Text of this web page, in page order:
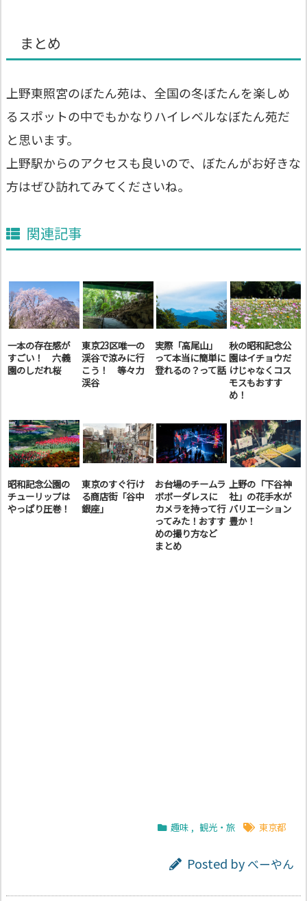
まとめ
上野東照宮のぼたん苑は、全国の冬ぼたんを楽しめ
るスポットの中でもかなりハイレベルなぼたん苑だ
と思います。
上野駅からのアクセスも良いので、ぼたんがお好きな
方はぜひ訪れてみてくださいね。
関連記事
一本の存在感が
すごい！ 六義
園のしだれ桜
東京23区唯一の
渓谷で涼みに行
こう！ 等々力
渓谷
実際「高尾山」
って本当に簡単に
登れるの？って話
秋の昭和記念公
園はイチョウだ
けじゃなくコス
モスもおすす
め！
昭和記念公園の
チューリップは
やっぱり圧巻！
東京のすぐ行け
る商店街「谷中
銀座」
お台場のチームラ
ボボーダレスに
カメラを持って行
ってみた！おすす
めの撮り方など
まとめ
上野の「下谷神
社」の花手水が
バリエーション
豊か！
趣味 , 観光・旅 東京都
Posted by べーやん